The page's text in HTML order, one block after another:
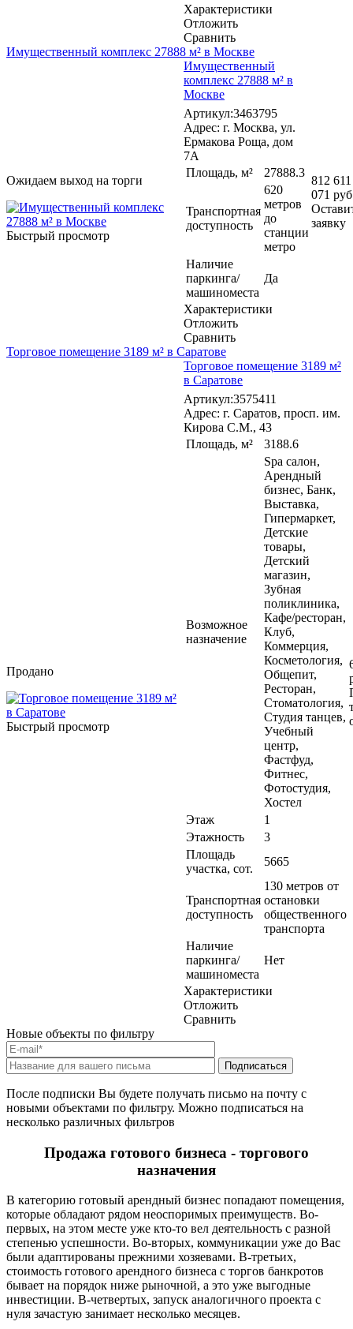
Характеристики
Отложить
Сравнить
Имущественный комплекс 27888 м² в Москве
Ожидаем выход на торги
Быстрый просмотр
Имущественный
комплекс 27888 м² в
Москве
Артикул:3463795
Адрес: г. Москва, ул.
Ермакова Роща, дом
7А
Площадь, м²
27888.3
Транспортная
доступность
620
метров
до
станции
метро
Наличие
паркинга/
машиноместа
Да
Характеристики
Отложить
Сравнить
812 611
071
заявку
Торговое помещение 3189 м² в Саратове
Продано
Быстрый просмотр
Торговое помещение 3189 м²
в Саратове
Артикул:3575411
Адрес: г. Саратов, просп. им.
Кирова С.М., 43
Площадь, м²
3188.6
Возможное
назначение
Spa салон,
Арендный
бизнес, Банк,
Выставка,
Гипермаркет,
Детские
товары,
Детский
магазин,
Зубная
поликлиника,
Кафе/ресторан,
Клуб,
Коммерция,
Косметология,
Общепит,
Ресторан,
Стоматология,
Студия танцев,
Учебный
центр,
Фастфуд,
Фитнес,
Фотостудия,
Хостел
Этаж
1
Этажность
3
Площадь
участка, сот.
5665
Транспортная
доступность
130 метров от
остановки
общественного
транспорта
Наличие
паркинга/
машиноместа
Нет
Характеристики
Отложить
Сравнить
Новые объекты по фильтру
После подписки Вы будете получать письмо на почту с
новыми объектами по фильтру. Можно подписаться на
несколько различных фильтров
Продажа готового бизнеса - торгового
назначения
В категорию готовый арендный бизнес попадают помещения,
которые обладают рядом неоспоримых преимуществ. Во-
первых, на этом месте уже кто-то вел деятельность с разной
степенью успешности. Во-вторых, коммуникации уже до Вас
были адаптированы прежними хозяевами. В-третьих,
стоимость готового арендного бизнеса с торгов банкротов
бывает на порядок ниже рыночной, а это уже выгодные
инвестиции. В-четвертых, запуск аналогичного проекта с
нуля зачастую занимает несколько месяцев.